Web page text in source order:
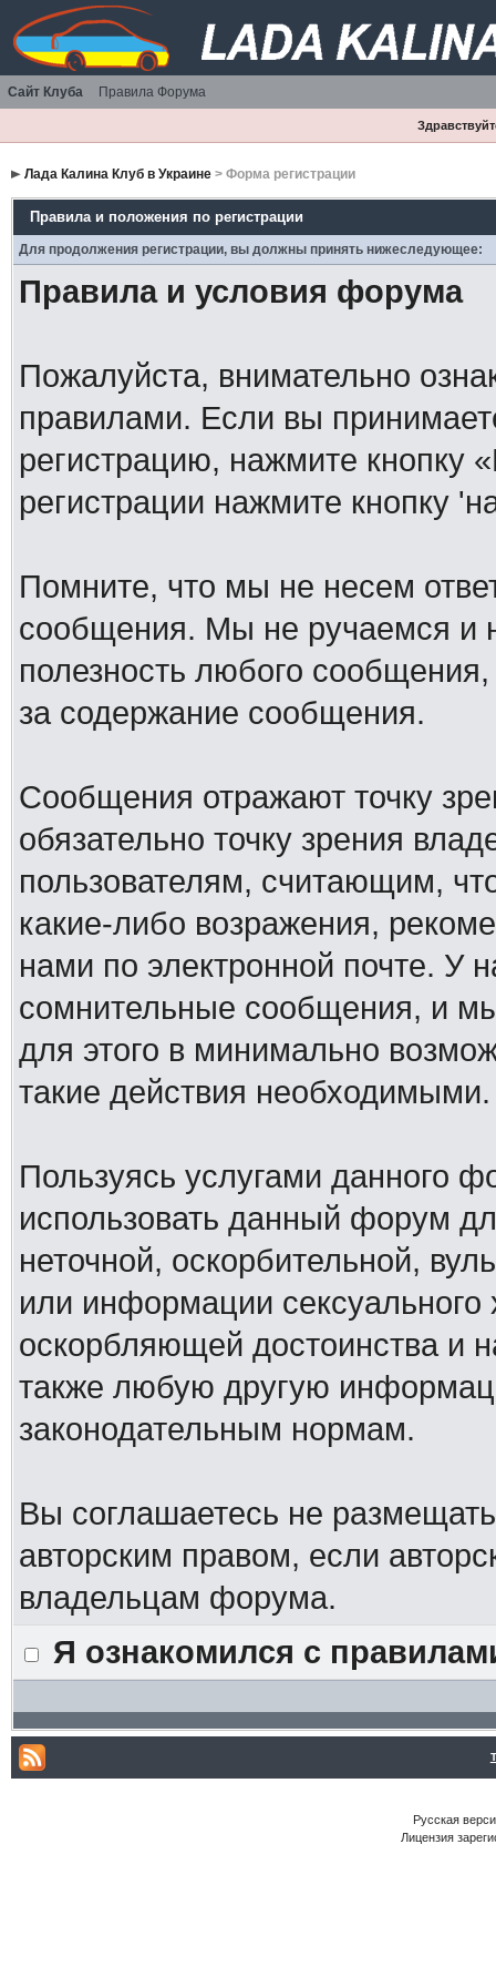
Сайт Клуба Правила Форума
Лада Калина Клуб в Украине> Форма регистрации
Правила и положения по регистрации
Для продолжения регистрации, вы должны принять нижеследующее:
Правила и условия форума
Пожалуйста, внимательно
правилами. Если вы
регистрацию, нажмите кнопку
регистрации нажмите кнопку
Помните, что мы не несем
сообщения. Мы не ручаемся и
полезность любого
за содержание сообщения.
Сообщения отражают точку
обязательно точку зрения
пользователям, считающим,
какие-либо возражения,
нами по электронной почте. У
сомнительные сообщения, и
для этого в минимально
такие действия необходимыми.
Пользуясь услугами данного
использовать данный форум
неточной, оскорбительной,
или информации
оскорбляющей достоинства и
также любую другую
законодательным нормам.
Вы соглашаетесь не
авторским правом, если
владельцам форума.
Я ознакомился с
Русская
Лицензия